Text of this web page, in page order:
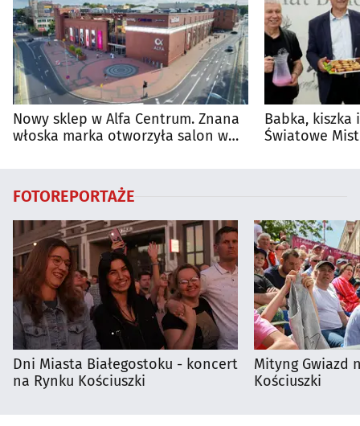
Nowy sklep w Alfa Centrum. Znana
włoska marka otworzyła salon w
Babka, kiszka
Światowe
FOTOREPORTAŻE
Dni Miasta Białegostoku - koncert
na Rynku Kościuszki
Mityng Gwiazd
Kościuszki